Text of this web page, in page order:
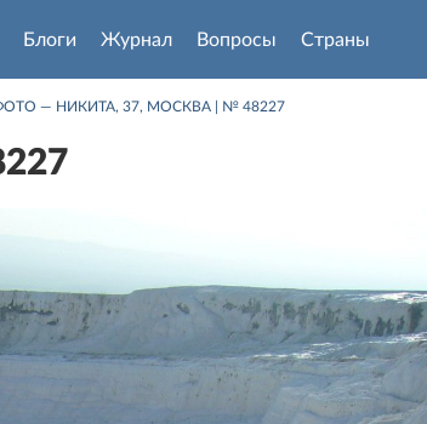
Блоги Журнал Вопросы Страны
— НИКИТА, 37, МОСКВА | № 48227